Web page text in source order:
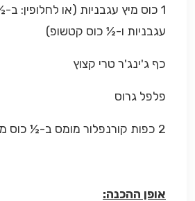
1 כוס מיץ עגבניות (או לחלופין:
עגבניות ו-½ כוס קטשופ)
כף ג'ינג'ר טרי קצוץ
פלפל גרוס
2 כפות קורנפלור מומס ב-½ כוס מים
אופן ההכנה: